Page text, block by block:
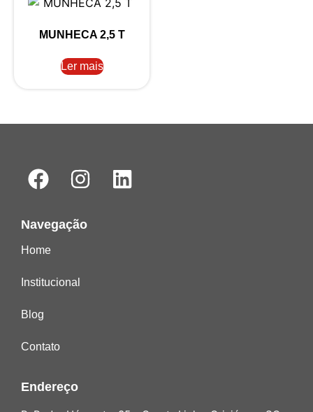
MUNHECA 2,5 T
Ler mais
Navegação
Home
Institucional
Blog
Contato
Endereço